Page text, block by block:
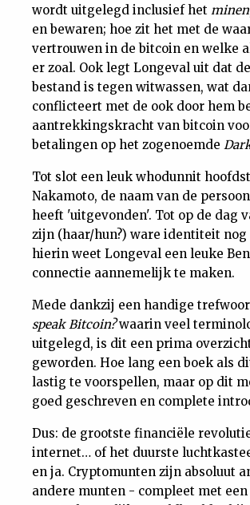
wordt uitgelegd inclusief het minen
en bewaren; hoe zit het met de
vertrouwen in de bitcoin en welke
er zoal. Ook legt Longeval uit dat
bestand is tegen witwassen, wat
conflicteert met de ook door hem
aantrekkingskracht van bitcoin
betalingen op het zogenoemde
Tot slot een leuk whodunnit
Nakamoto, de naam van de
heeft 'uitgevonden'. Tot op de dag
zijn (haar/hun?) ware identiteit nog
hierin weet Longeval een leuke
connectie aannemelijk te maken.
Mede dankzij een handige
speak Bitcoin?waarin veel
uitgelegd, is dit een prima
geworden. Hoe lang een boek als
lastig te voorspellen, maar op dit
goed geschreven en complete
Dus: de grootste financiële
internet… of het duurste
en ja. Cryptomunten zijn absoluut
andere munten - compleet met